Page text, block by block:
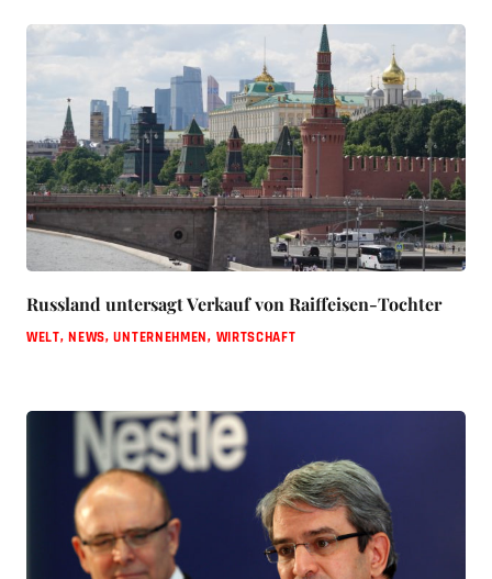
Russland untersagt Verkauf von Raiffeisen-Tochter
WELT,NEWS,UNTERNEHMEN, WIRTSCHAFT